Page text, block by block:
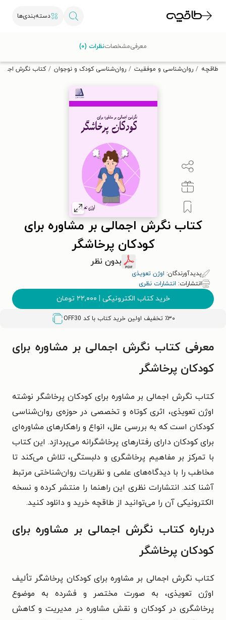
دسته‌بندی‌ها
تخفیف از طاقچه دریافت کن.
طاقچه روان‌شناسی و موفقیت روان‌شناسی کودک و نوجوان کتاب نگرش
کتاب نگرش اجمالی بر مشاوره برای
کودکان پرخاشگر
بدون نظر
پدیدآورندگان: اوژن تعویذی
انتشارات: انتشارات نظری
خرید کتاب الکترونیکی | ۲۲,۰۰۰ تومان
٪۳۰ تخفیف اولین خرید کتاب با کد OFF30
معرفیمشخصاتنظرات (۰)
معرفی کتاب نگرش اجمالی بر مشاوره برای
کودکان پرخاشگر
کتاب نگرش اجمالی بر مشاوره برای کودکان پرخاشگر نوشته
اوژن تعویذی، اثری کوتاه و تخصصی در حوزه‌ی روان‌شناسی
کودکان است که به بررسی علل، انواع و راهکارهای مشاوره‌ای
برای کودکان دارای رفتارهای پرخاشگرانه می‌پردازد. این کتاب
با تمرکز بر مفاهیم پرخاشگری و دلبستگی، تلاش می‌کند تا
مخاطب را با دیدگاه‌های علمی و نظریات روان‌شناختی مرتبط
آشنا کند.انتشارات نظری این راهنما را منتشر کرده و نسخه
الکترونیکی آن را می‌توانید از طاقچه خرید و دانلود کنید.
درباره کتاب نگرش اجمالی بر مشاوره برای
کودکان پرخاشگر
کتاب نگرش اجمالی بر مشاوره برای کودکان پرخاشگر تألیف
اوژن تعویذی، به صورت مختصر و فشرده به موضوع
پرخاشگری در کودکان و نقش مشاوره در مدیریت و کاهش